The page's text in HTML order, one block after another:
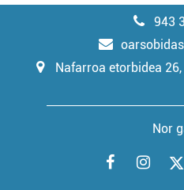
943
Nafarroa etorbidea
Nor